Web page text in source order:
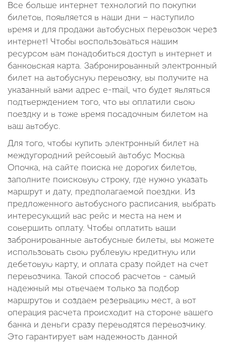
Все больше интернет технологий по покупки
билетов, появляется в наши дни — наступило
время и для продажи автобусных перевозок через
интернет! Чтобы воспользоваться нашим
ресурсом вам понадобиться доступ в интернет и
банковская карта. Забронированный электронный
билет на автобусную перевозку, вы получите на
указанный вами адрес e-mail, что будет являться
подтверждением того, что вы оплатили свою
поездку и в тоже время посадочным билетом на
ваш автобус.
Для того, чтобы купить электронный билет на
междугородний рейсовый автобус Москва
Опочка, на сайте поиска не дорогих билетов,
заполните поисковую строку, где нужно указать
маршрут и дату, предполагаемой поездки. Из
предложенного автобусного расписания, выбрать
интересующий вас рейс и места на нем и
совершить оплату. Чтобы оплатить ваши
забронированные автобусные билеты, вы можете
использовать свою рублевую кредитную или
дебетовую карту, и оплата сразу пойдет на счет
перевозчика. Такой способ расчетов - самый
надежный мы отвечаем только за подбор
маршрутов и создаем резервацию мест, а вот
операция расчета происходит на стороне вашего
банка и деньги сразу переводятся перевозчику.
Это гарантирует вам надежность данной